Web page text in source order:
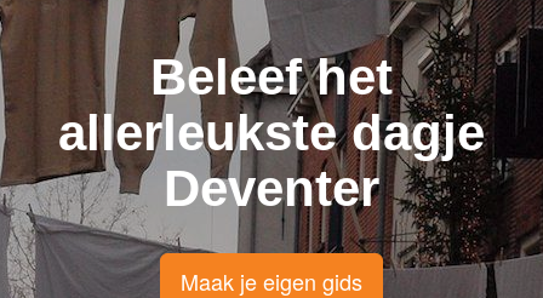
Beleef het
allerleukste dagje
Deventer
Maak je eigen gids